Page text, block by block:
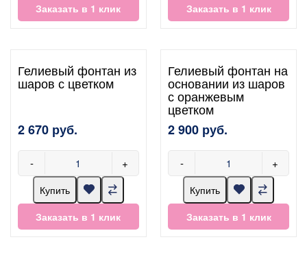
Заказать в 1 клик
Заказать в 1 клик
Гелиевый фонтан из
шаров с цветком
2 670 руб.
- +
Купить
Заказать в 1 клик
Гелиевый фонтан на
основании из шаров
с оранжевым
цветком
2 900 руб.
- +
Купить
Заказать в 1 клик